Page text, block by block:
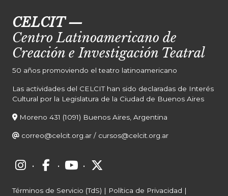
CELCIT—
Centro Latinoamericano de
Creación e Investigación Teatral
50 años promoviendo el teatro latinoamericano
Las actividades del CELCIT han sido declaradas de Interés
Cultural por la Legislatura de la Ciudad de Buenos Aires
Moreno 431 (1091) Buenos Aires, Argentina
correo@celcit.org.ar / cursos@celcit.org.ar
· · ·
Términos de Servicio (TdS) | Política de Privacidad |